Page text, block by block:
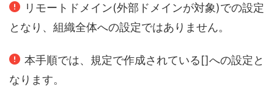
リモートドメイン(外部ドメインが対象)での設定
となり、組織全体への設定ではありません。
本手順では、規定で作成されている[]への設定と
なります。